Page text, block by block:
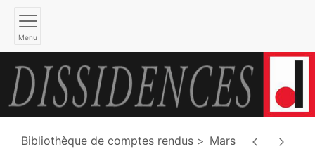
Menu
Bibliothèque de comptes rendus
Mars